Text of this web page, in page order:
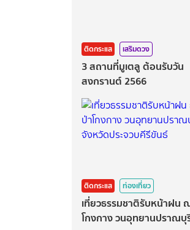
ติดกระแส เสริมดวง
3 สถานที่มูเตลู ต้อนรับวัน
สงกรานต์ 2566
ติดกระแส ท่องเที่ยว
เที่ยวธรรมชาติรับหน้าฝน
โกงกาง วนอุทยานปราณบุ